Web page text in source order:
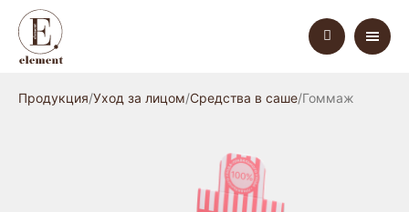
Продукция Уход за лицом Средства в саше Гоммаж